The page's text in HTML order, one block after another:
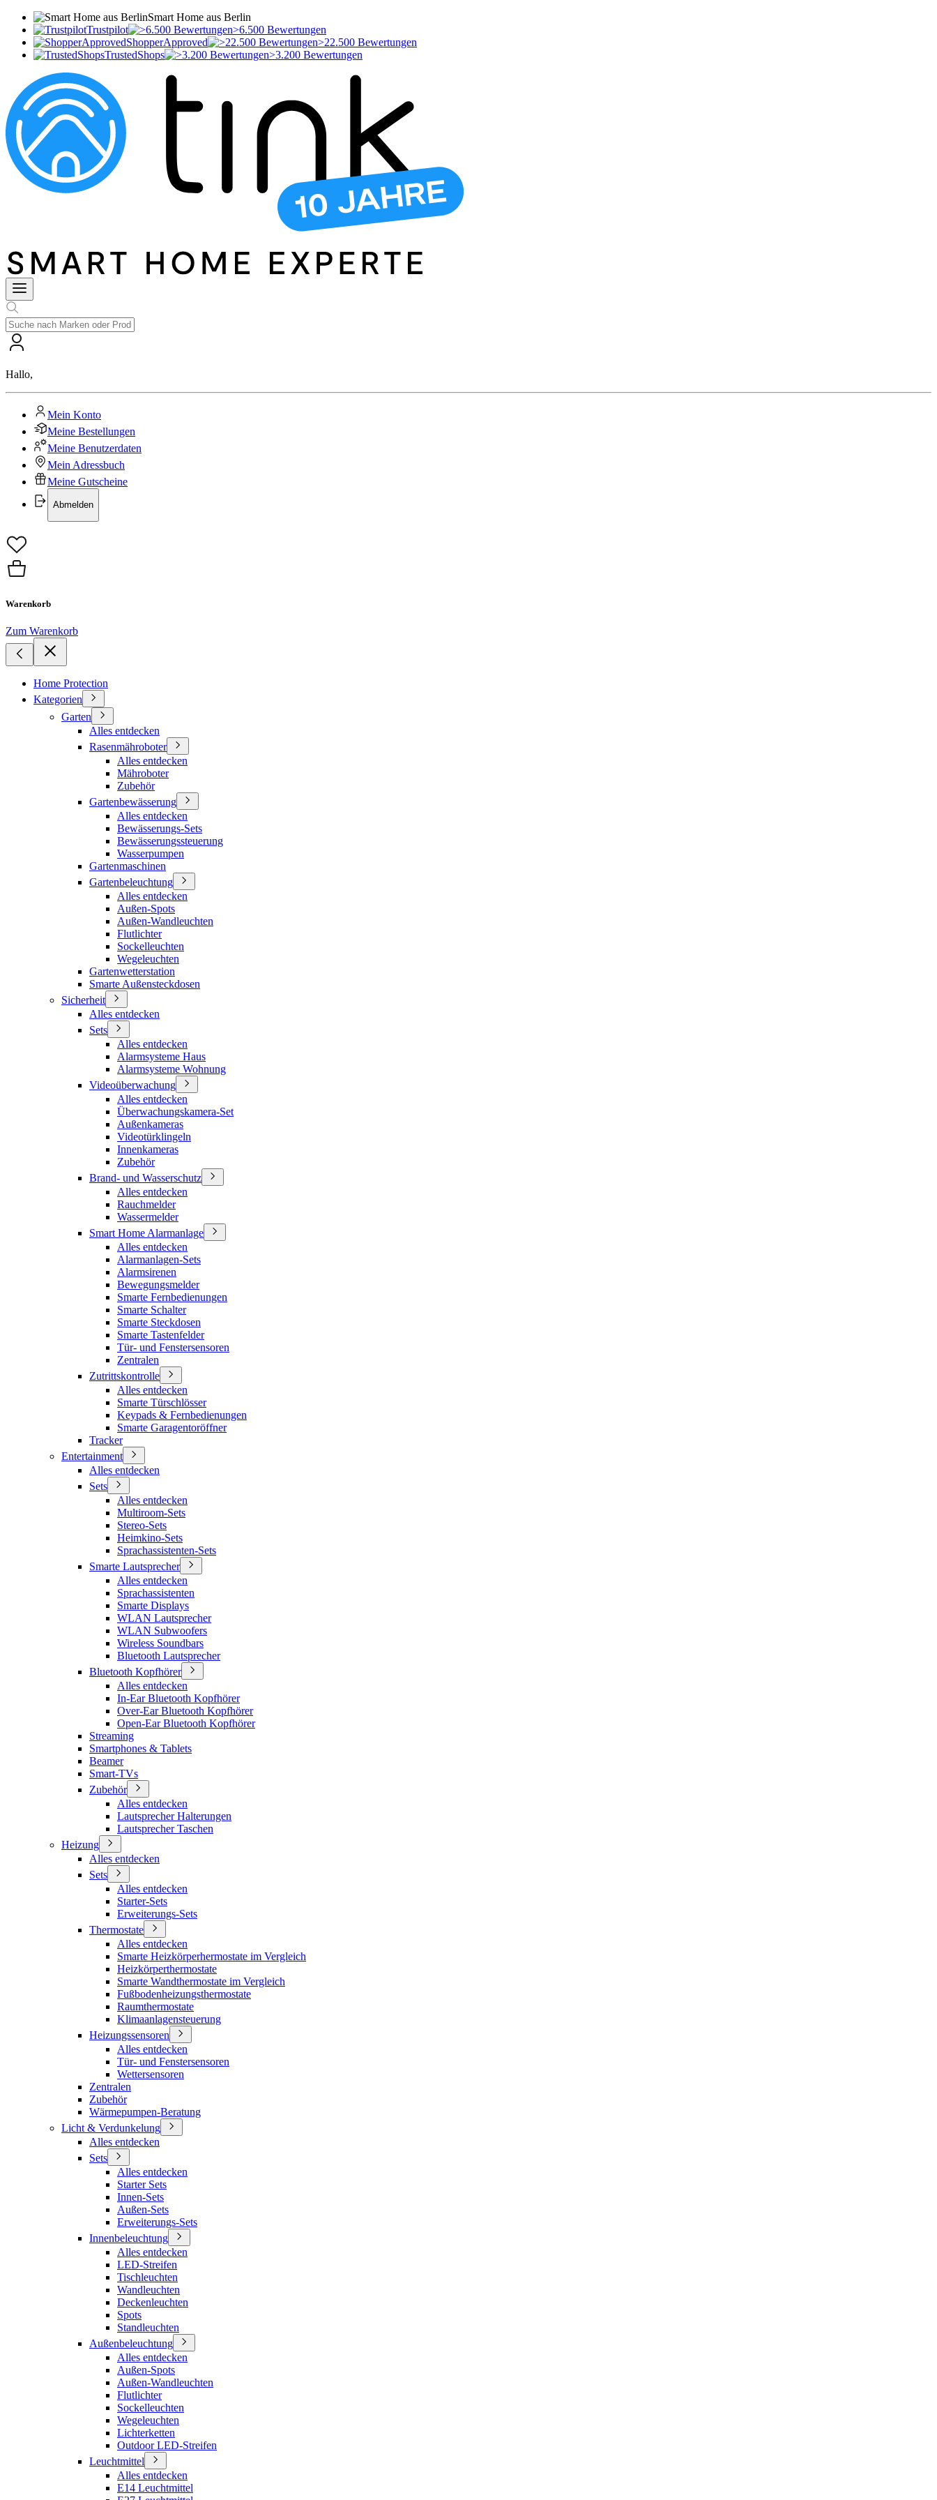
Smart Home aus Berlin
Trustpilot
>6.500 Bewertungen
ShopperApproved
>22.500 Bewertungen
TrustedShops
>3.200 Bewertungen
Hallo,
Mein Konto
Meine Bestellungen
Meine Benutzerdaten
Mein Adressbuch
Meine Gutscheine
Abmelden
Warenkorb
Zum Warenkorb
Home Protection
Kategorien
Garten
Alles entdecken
Rasenmähroboter
Alles entdecken
Mähroboter
Zubehör
Gartenbewässerung
Alles entdecken
Bewässerungs-Sets
Bewässerungssteuerung
Wasserpumpen
Gartenmaschinen
Gartenbeleuchtung
Alles entdecken
Außen-Spots
Außen-Wandleuchten
Flutlichter
Sockelleuchten
Wegeleuchten
Gartenwetterstation
Smarte Außensteckdosen
Sicherheit
Alles entdecken
Sets
Alles entdecken
Alarmsysteme Haus
Alarmsysteme Wohnung
Videoüberwachung
Alles entdecken
Überwachungskamera-Set
Außenkameras
Videotürklingeln
Innenkameras
Zubehör
Brand- und Wasserschutz
Alles entdecken
Rauchmelder
Wassermelder
Smart Home Alarmanlage
Alles entdecken
Alarmanlagen-Sets
Alarmsirenen
Bewegungsmelder
Smarte Fernbedienungen
Smarte Schalter
Smarte Steckdosen
Smarte Tastenfelder
Tür- und Fenstersensoren
Zentralen
Zutrittskontrolle
Alles entdecken
Smarte Türschlösser
Keypads & Fernbedienungen
Smarte Garagentoröffner
Tracker
Entertainment
Alles entdecken
Sets
Alles entdecken
Multiroom-Sets
Stereo-Sets
Heimkino-Sets
Sprachassistenten-Sets
Smarte Lautsprecher
Alles entdecken
Sprachassistenten
Smarte Displays
WLAN Lautsprecher
WLAN Subwoofers
Wireless Soundbars
Bluetooth Lautsprecher
Bluetooth Kopfhörer
Alles entdecken
In-Ear Bluetooth Kopfhörer
Over-Ear Bluetooth Kopfhörer
Open-Ear Bluetooth Kopfhörer
Streaming
Smartphones & Tablets
Beamer
Smart-TVs
Zubehör
Alles entdecken
Lautsprecher Halterungen
Lautsprecher Taschen
Heizung
Alles entdecken
Sets
Alles entdecken
Starter-Sets
Erweiterungs-Sets
Thermostate
Alles entdecken
Smarte Heizkörperhermostate im Vergleich
Heizkörperthermostate
Smarte Wandthermostate im Vergleich
Fußbodenheizungsthermostate
Raumthermostate
Klimaanlagensteuerung
Heizungssensoren
Alles entdecken
Tür- und Fenstersensoren
Wettersensoren
Zentralen
Zubehör
Wärmepumpen-Beratung
Licht & Verdunkelung
Alles entdecken
Sets
Alles entdecken
Starter Sets
Innen-Sets
Außen-Sets
Erweiterungs-Sets
Innenbeleuchtung
Alles entdecken
LED-Streifen
Tischleuchten
Wandleuchten
Deckenleuchten
Spots
Standleuchten
Außenbeleuchtung
Alles entdecken
Außen-Spots
Außen-Wandleuchten
Flutlichter
Sockelleuchten
Wegeleuchten
Lichterketten
Outdoor LED-Streifen
Leuchtmittel
Alles entdecken
E14 Leuchtmittel